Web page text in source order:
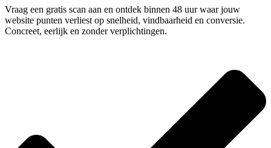
Vraag een gratis scan aan en ontdek binnen 48 uur waar jouw
website punten verliest op snelheid, vindbaarheid en conversie.
Concreet, eerlijk en zonder verplichtingen.